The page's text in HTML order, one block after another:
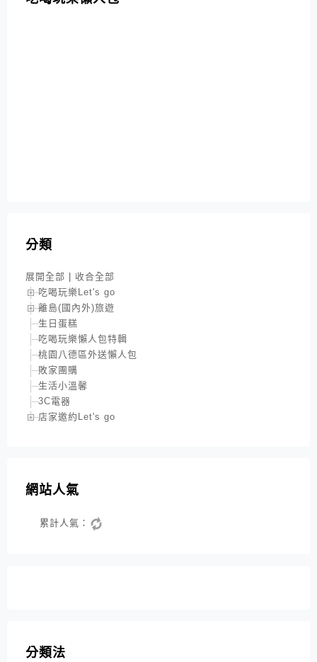
分類
展開全部
收合全部
吃喝玩樂Let's go
離島(國內外)旅遊
生日蛋糕
吃喝玩樂懶人包特輯
桃園八德區外送懶人包
敗家團購
生活小溫馨
3C電器
店家邀約Let's go
網站人氣
累計人氣：
分類法